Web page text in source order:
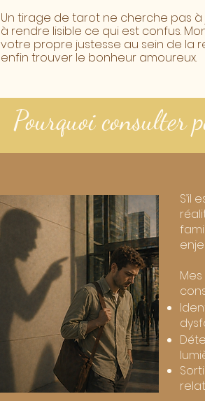
Un tirage de tarot ne cherche pas
à rendre lisible ce qui est confus.
votre propre justesse au sein de la
enfin trouver le bonheur amoureux.
Pourquoi consulter
S’il